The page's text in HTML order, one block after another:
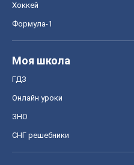
Хоккей
Формула-1
Моя школа
ГДЗ
Онлайн уроки
ЗНО
СНГ решебники